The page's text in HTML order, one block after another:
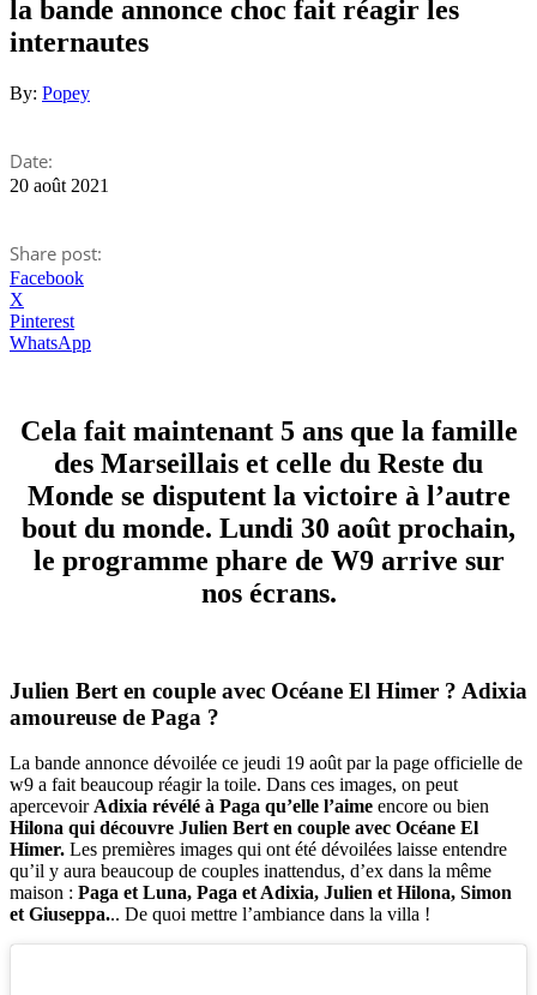
la bande annonce choc fait réagir les
internautes
By: Popey
Date:
20 août 2021
Share post:
Facebook
X
Pinterest
WhatsApp
Cela fait maintenant 5 ans que la famille
des Marseillais et celle du Reste du
Monde se disputent la victoire à l’autre
bout du monde. Lundi 30 août prochain,
le programme phare de W9 arrive sur
nos écrans.
Julien Bert en couple avec Océane El Himer ? Adixia
amoureuse de Paga ?
La bande annonce dévoilée ce jeudi 19 août par la page officielle de
w9 a fait beaucoup réagir la toile. Dans ces images, on peut
apercevoir Adixia révélé à Paga qu’elle l’aime encore ou bien
Hilona qui découvre Julien Bert en couple avec Océane El
Himer. Les premières images qui ont été dévoilées laisse entendre
qu’il y aura beaucoup de couples inattendus, d’ex dans la même
maison : Paga et Luna, Paga et Adixia, Julien et Hilona, Simon
et Giuseppa... De quoi mettre l’ambiance dans la villa !